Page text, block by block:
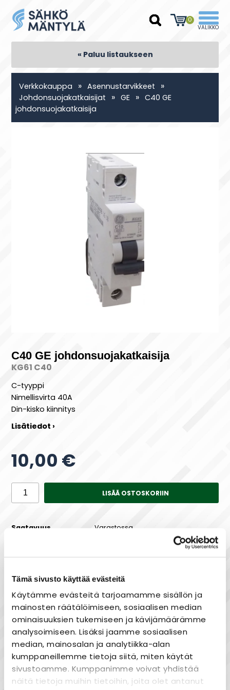
Tämä sivusto käyttää evästeitä
Käytämme evästeitä tarjoamamme sisällön ja
mainosten räätälöimiseen, sosiaalisen median
ominaisuuksien tukemiseen ja kävijämäärämme
analysoimiseen. Lisäksi jaamme sosiaalisen
median, mainosalan ja analytiikka-alan
kumppaneillemme tietoja siitä, miten käytät
sivustoamme. Kumppanimme voivat yhdistää
näitä tietoja muihin tietoihin, joita olet antanut
0
« Paluu listaukseen
Verkkokauppa » Asennustarvikkeet »
Johdonsuojakatkaisijat » GE » C40 GE
johdonsuojakatkaisija
C40 GE johdonsuojakatkaisija
KG61 C40
C-tyyppi
Nimellisvirta 40A
Din-kisko kiinnitys
Lisätiedot ›
10,00 €
LISÄÄ OSTOSKORIIN
Saatavuus Varastossa
Maksa joustavasti osissa!
Nopea toimitus
Heti varastosta
Joustavat maksutavat